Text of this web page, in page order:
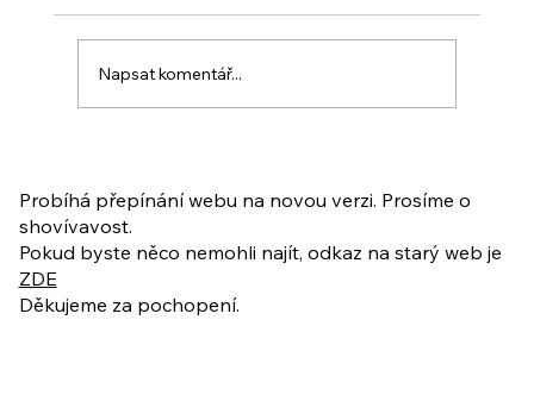
ukázkové lekce
Napsat komentář...
Probíhá přepínání webu na novou verzi. Prosíme o
shovívavost.
Pokud byste něco nemohli najít, odkaz na starý web je
ZDE
Děkujeme za pochopení.